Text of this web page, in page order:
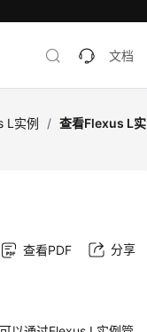
文档
L实例 / 查看Flexus L实
查看PDF 分享